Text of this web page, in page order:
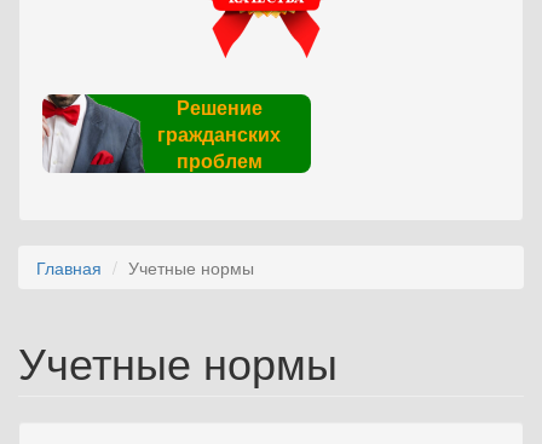
Решение
гражданских
проблем
Главная Учетные нормы
Учетные нормы